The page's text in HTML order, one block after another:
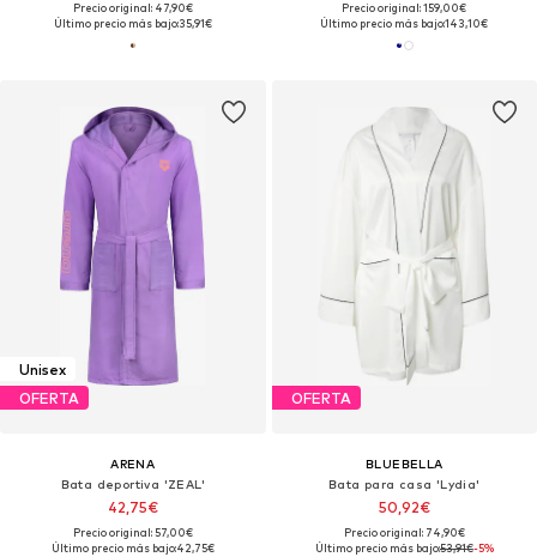
Precio original: 47,90€
Último precio más bajo:35,91€
Precio original: 159,00€
Último precio más bajo:143,10€
Unisex
OFERTA
ARENA
Bata deportiva 'ZEAL'
42,75€
Precio original: 57,00€
Último precio más bajo:42,75€
OFERTA
BLUEBELLA
Bata para casa 'Lydia'
50,92€
Precio original: 74,90€
Último precio más bajo:53,91€-5%